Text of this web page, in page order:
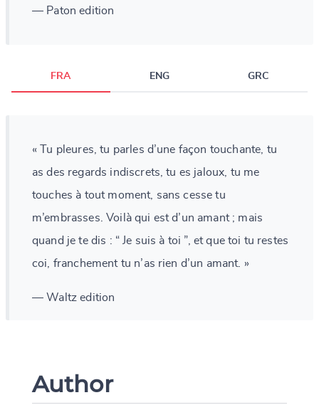
— Paton edition
FRA ENG GRC
« Tu pleures, tu parles d’une façon touchante, tu
as des regards indiscrets, tu es jaloux, tu me
touches à tout moment, sans cesse tu
m’embrasses. Voilà qui est d’un amant ; mais
quand je te dis : “ Je suis à toi ”, et que toi tu restes
coi, franchement tu n’as rien d’un amant. »
— Waltz edition
Author